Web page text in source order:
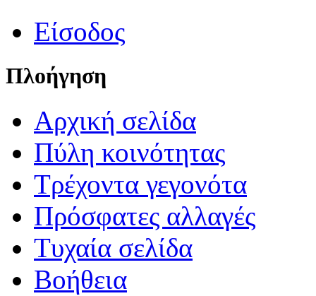
Είσοδος
Πλοήγηση
Αρχική σελίδα
Πύλη κοινότητας
Τρέχοντα γεγονότα
Πρόσφατες αλλαγές
Τυχαία σελίδα
Βοήθεια